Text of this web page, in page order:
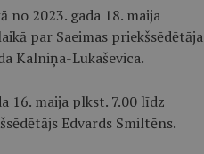
no 2023. gada 18. maija
par Saeimas priekšsēdētāja
Kalniņa-Lukaševica.
16. maija plkst. 7.00 līdz
Edvards Smiltēns.